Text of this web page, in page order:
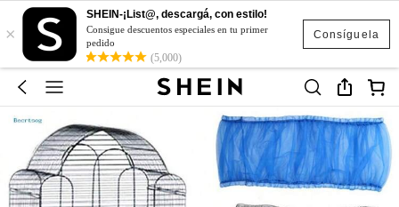
Consíguela
×
SHEIN-¡List@, descargá, con estilo!
Consigue descuentos especiales en tu primer
pedido
(5,000)